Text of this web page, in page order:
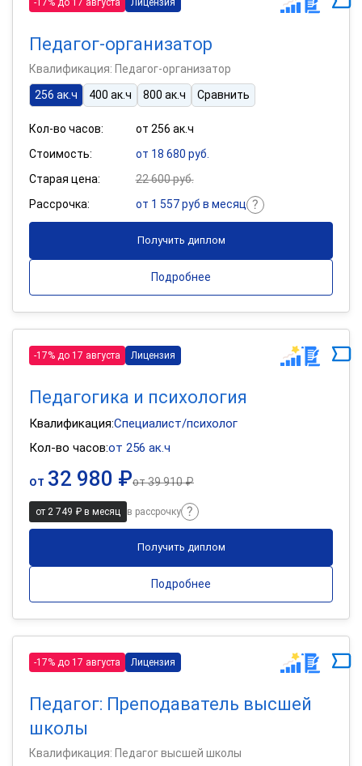
-17% до 17 августа Лицензия
Педагог-организатор
Квалификация: Педагог-организатор
256 ак.ч
400 ак.ч 800 ак.ч Сравнить
Кол-во часов:
от 256 ак.ч
Стоимость:
от 18 680 руб.
Старая цена:
22 600 руб.
Рассрочка:
от 1 557 руб в месяц
Получить диплом
Подробнее
-17% до 17 августа Лицензия
Педагогика и психология
Квалификация:Специалист/психолог
Кол-во часов:от 256 ак.ч
от 32 980 ₽от39 910 ₽
от 2 749 ₽ в месяц в рассрочку
Получить диплом
Подробнее
-17% до 17 августа Лицензия
Педагог: Преподаватель высшей
школы
Квалификация: Педагог высшей школы